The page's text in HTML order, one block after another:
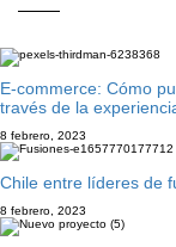
E-commerce: Cómo
través de la
8 febrero, 2023
Chile entre líderes de
8 febrero, 2023